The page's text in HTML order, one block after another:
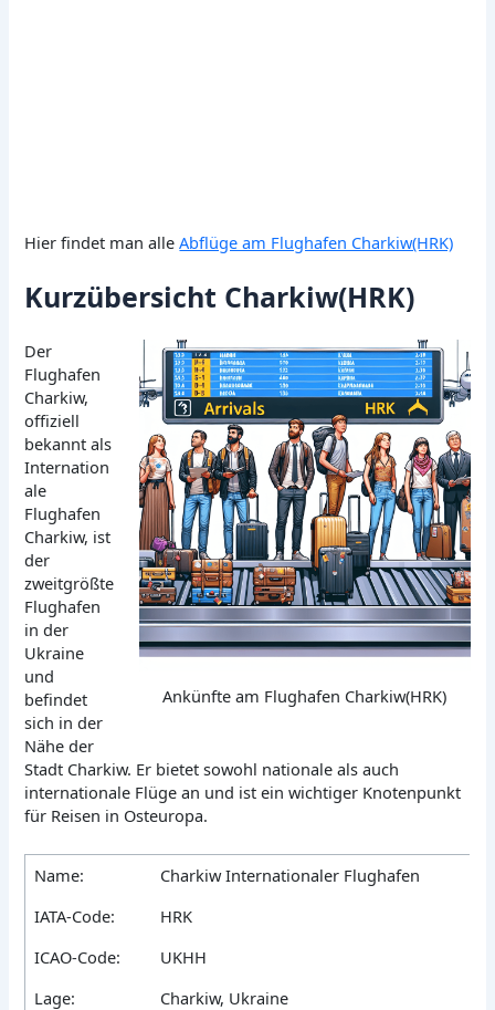
Hier findet man alleAbflüge am Flughafen Charkiw(HRK)
Kurzübersicht Charkiw(HRK)
Ankünfte am Flughafen Charkiw(HRK)
Der
Flughafen
Charkiw,
offiziell
bekannt als
Internation
ale
Flughafen
Charkiw, ist
der
zweitgrößte
Flughafen
in der
Ukraine
und
befindet
sich in der
Nähe der
Stadt Charkiw. Er bietet sowohl nationale als auch
internationale Flüge an und ist ein wichtiger Knotenpunkt
für Reisen in Osteuropa.
Name:
Charkiw Internationaler Flughafen
IATA-Code:
HRK
ICAO-Code:
UKHH
Lage:
Charkiw, Ukraine